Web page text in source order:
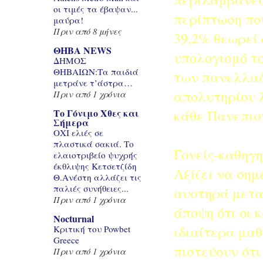
περίπτωση
39,2% θεωρεί
υπολογισμό
των
απολυτηρίου
κάθε
Γονείς-
Αξίζει να
αυστηρά
άποψη ότι οι
ιδιαίτερα
πιστεύουν
οι τιμές τα έβαψαν...
μαύρα!
Πριν από 8 μήνες
ΘΗΒΑ NEWS
ΔΗΜΟΣ
ΘΗΒΑΙΩΝ:Τα παιδιά
μετράνε τ’άστρα…
Πριν από 1 χρόνια
Το Γόνιμο Χθες και
Σήμερα
ΟΧΙ ελιές σε
πλαστικά σακιά. Το
ελαιοτριβείο ψυχρής
έκθλιψης Κετσετζίδη
Θ.Ανέστη αλλάζει τις
παλιές συνήθειες...
Πριν από 1 χρόνια
Nocturnal
Κριτική του Powbet
Greece
Πριν από 1 χρόνια